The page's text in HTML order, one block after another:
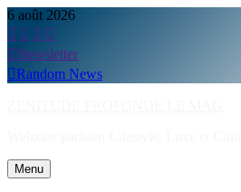
Skip
to
content
6 août 2026
Newsletter
Random News
Menu